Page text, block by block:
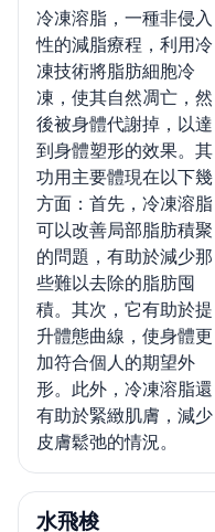
冷凍溶脂，一種非侵入
性的減脂療程，利用冷
凍技術將脂肪細胞冷
凍，使其自然凋亡，然
後被身體代謝掉，以達
到身體塑形的效果。其
功用主要體現在以下幾
方面：首先，冷凍溶脂
可以改善局部脂肪積聚
的問題，有助於減少那
些難以去除的脂肪囤
積。其次，它有助於提
升體態曲線，使身體更
加符合個人的期望外
形。此外，冷凍溶脂還
有助於緊緻肌膚，減少
皮膚鬆弛的情況。
水飛梭